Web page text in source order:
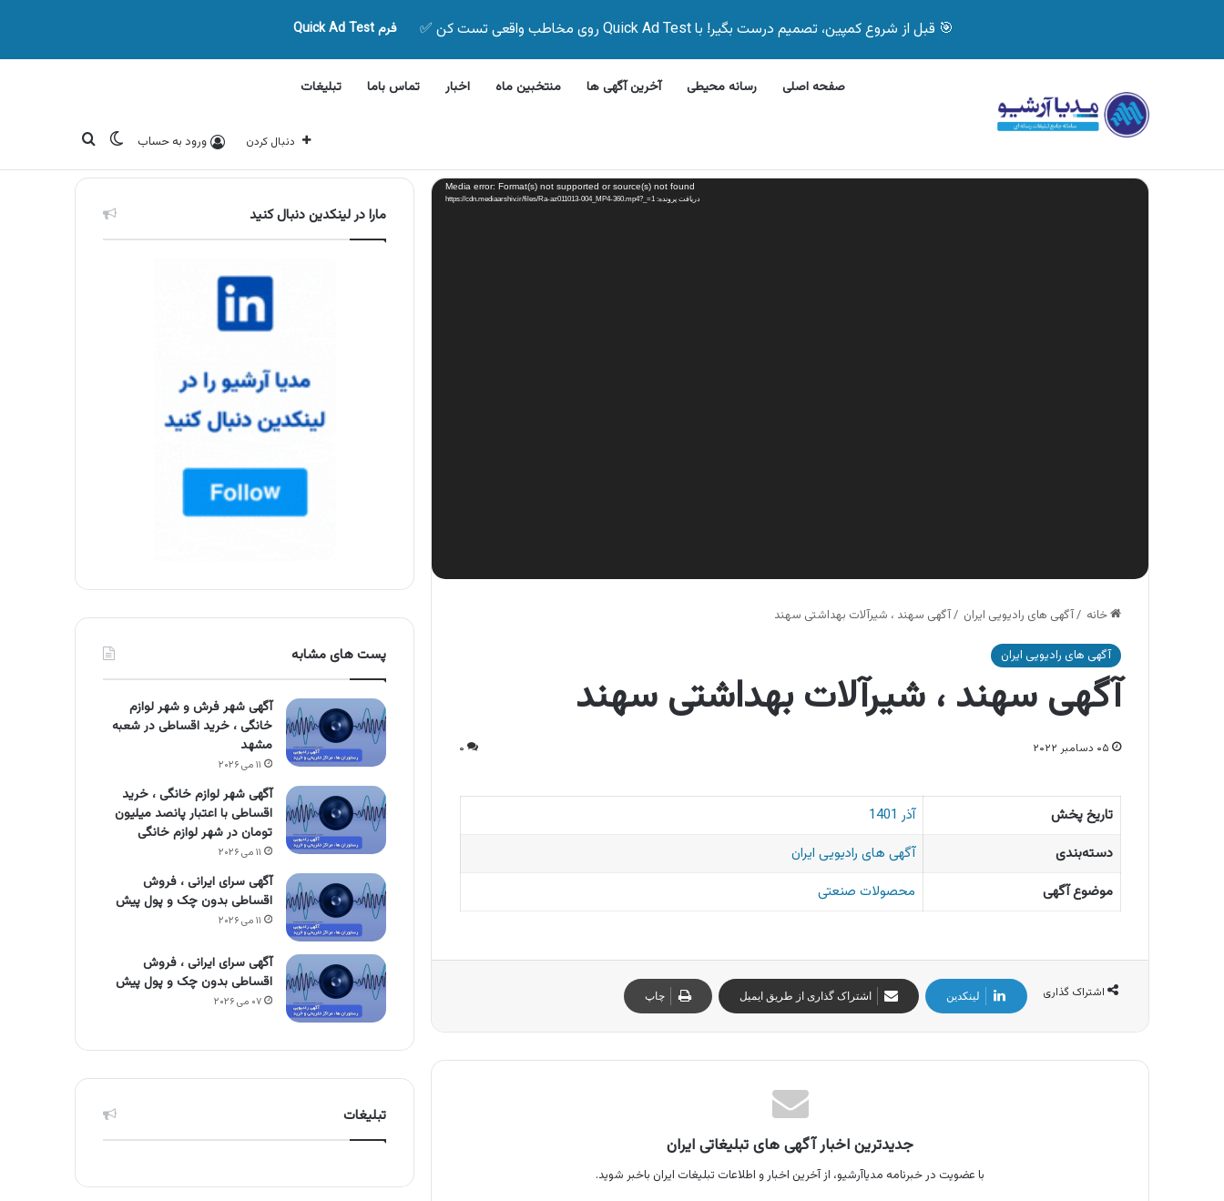
🎯 قبل از شروع کمپین، تصمیم درست بگیر! با Quick Ad Test روی مخاطب واقعی تست کن ✅ فرم Quick Ad Test
صفحه اصلی رسانه محیطی آخرین آگهی ها منتخبین ماه اخبار تماس باما تبلیغات
دنبال کردن ورود به حساب تغییر پوسته
جستجو برای چهارشنبه, 5 آگوست 2026 آگهی های تازه
نمایشگر
ویدیو Media error: Format(s) not supported or source(s) not found
دریافت پرونده: https://cdn.mediaarshiv.ir/files/Ra-az011013-004_MP4-360.mp4?_=1
خانه /آگهی های رادیویی ایران /آگهی سهند ، شیرآلات بهداشتی سهند
آگهی های رادیویی ایران
آگهی سهند ، شیرآلات بهداشتی سهند
۰۵ دسامبر ۲۰۲۲ ۰
تاریخ پخش
آذر 1401
دسته‌بندی
آگهی های رادیویی ایران
موضوع آگهی
محصولات صنعتی
اشتراک گذاری لینکدین اشتراک گذاری از طریق ایمیل چاپ
جدیدترین اخبار آگهی های تبلیغاتی ایران
با عضویت در خبرنامه مدیاآرشیو، از آخرین اخبار و اطلاعات تبلیغات ایران باخبر شوید.
مارا در لینکدین دنبال کنید
پست های مشابه
آگهی شهر فرش و شهر لوازم
خانگی ، خرید اقساطی در شعبه
مشهد
۱۱ می ۲۰۲۶
آگهی شهر لوازم خانگی ، خرید
اقساطی با اعتبار پانصد میلیون
تومان در شهر لوازم خانگی
۱۱ می ۲۰۲۶
آگهی سرای ایرانی ، فروش
اقساطی بدون چک و پول پیش
۱۱ می ۲۰۲۶
آگهی سرای ایرانی ، فروش
اقساطی بدون چک و پول پیش
۰۷ می ۲۰۲۶
تبلیغات